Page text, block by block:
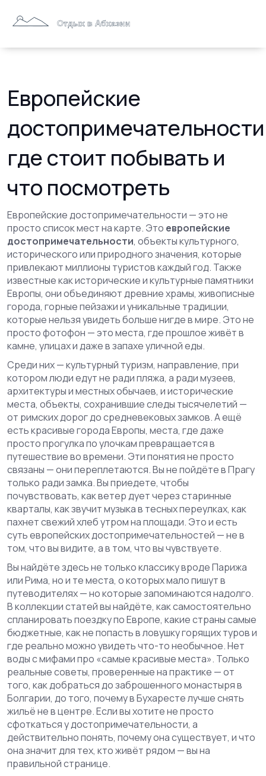
Европейские
где стоит побывать и
что посмотреть
Европейские достопримечательности — это не
просто список мест на карте. Это европейские
достопримечательности, объекты культурного,
исторического или природного значения, которые
привлекают миллионы туристов каждый год. Также
известные какисторические и культурные памятники
Европы, они объединяют древние храмы, живописные
города, горные пейзажи и уникальные традиции,
которые нельзя увидеть больше нигде в мире. Это не
просто фотофон — это места, где прошлое живёт в
камне, улицах и даже в запахе уличной еды.
Среди них —культурный туризм, направление, при
котором люди едут не ради пляжа, а ради музеев,
архитектуры и местных обычаев, иисторические
места, объекты, сохранившие следы тысячелетий —
от римских дорог до средневековых замков. А ещё
естькрасивые города Европы, места, где даже
просто прогулка по улочкам превращается в
путешествие во времени. Эти понятия не просто
связаны — они переплетаются. Вы не пойдёте в Прагу
только ради замка. Вы приедете, чтобы
почувствовать, как ветер дует через старинные
кварталы, как звучит музыка в тесных переулках, как
пахнет свежий хлеб утром на площади. Это и есть
суть европейских достопримечательностей — не в
том, что вы видите, а в том, что вы чувствуете.
Вы найдёте здесь не только классику вроде Парижа
или Рима, но и те места, о которых мало пишут в
путеводителях — но которые запоминаются надолго.
В коллекции статей вы найдёте, как самостоятельно
спланировать поездку по Европе, какие страны самые
бюджетные, как не попасть в ловушку горящих туров и
где реально можно увидеть что-то необычное. Нет
воды с мифами про «самые красивые места». Только
реальные советы, проверенные на практике — от
того, как добраться до заброшенного монастыря в
Болгарии, до того, почему в Бухаресте лучше снять
жильё не в центре. Если вы хотите не просто
сфоткаться у достопримечательности, а
действительно понять, почему она существует, и что
она значит для тех, кто живёт рядом — вы на
правильной странице.